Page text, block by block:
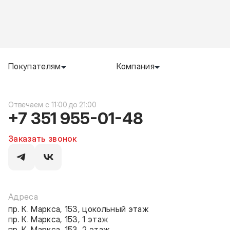
Покупателям Компания
c 11:00 до 21:00
+7 351 955-01-48
Заказать звонок
Адреса
пр. К. Маркса, 153, цокольный этаж
пр. К. Маркса, 153, 1 этаж